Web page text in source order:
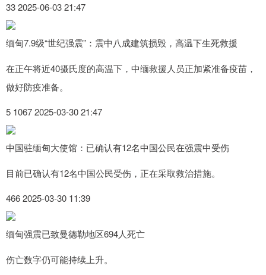
33 2025-06-03 21:47
缅甸7.9级“世纪强震”：震中八成建筑损毁，高温下生死救援
在正午将近40摄氏度的高温下，中缅救援人员正加紧准备疫苗，
做好防疫准备。
5 1067 2025-03-30 21:47
中国驻缅甸大使馆：已确认有12名中国公民在强震中受伤
目前已确认有12名中国公民受伤，正在采取救治措施。
466 2025-03-30 11:39
缅甸强震已致曼德勒地区694人死亡
伤亡数字仍可能持续上升。